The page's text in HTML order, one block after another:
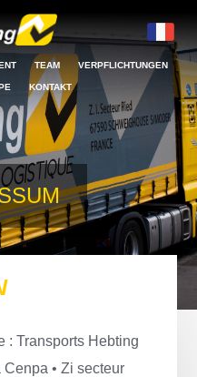
TEAM VERPFLICHTUNGEN
KONTAKT
: Transports Hebting
• Zi secteur